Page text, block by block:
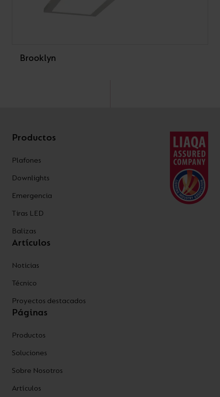
Brooklyn
Productos
Plafones
Downlights
Emergencia
Tiras LED
Balizas
Artículos
Noticias
Técnico
Proyectos destacados
Páginas
Productos
Soluciones
Sobre Nosotros
Artículos